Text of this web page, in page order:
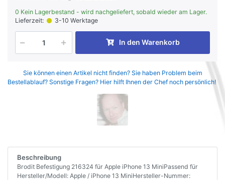
0 Kein Lagerbestand - wird nachgeliefert, sobald wieder am Lager.
Lieferzeit:
3-10 Werktage
In den Warenkorb
Sie können einen Artikel nicht finden? Sie haben Problem beim
Bestellablauf? Sonstige Fragen? Hier hilft Ihnen der Chef noch persönlich!
Beschreibung
Brodit Befestigung 216324 für Apple iPhone 13 MiniPassend für
Hersteller/Modell: Apple / iPhone 13 MiniHersteller-Nummer: